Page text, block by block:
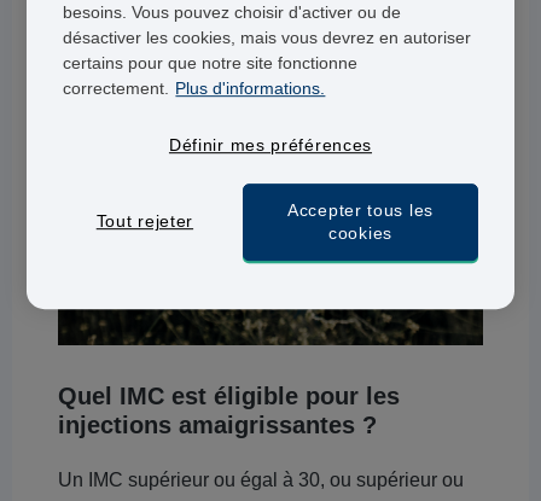
Quel IMC est éligible pour les
injections amaigrissantes ?
Un IMC supérieur ou égal à 30, ou supérieur ou
besoins. Vous pouvez choisir d'activer ou de
désactiver les cookies, mais vous devrez en autoriser
certains pour que notre site fonctionne
correctement.
Plus d'informations.
Définir mes préférences
Tout rejeter
Accepter tous les
cookies